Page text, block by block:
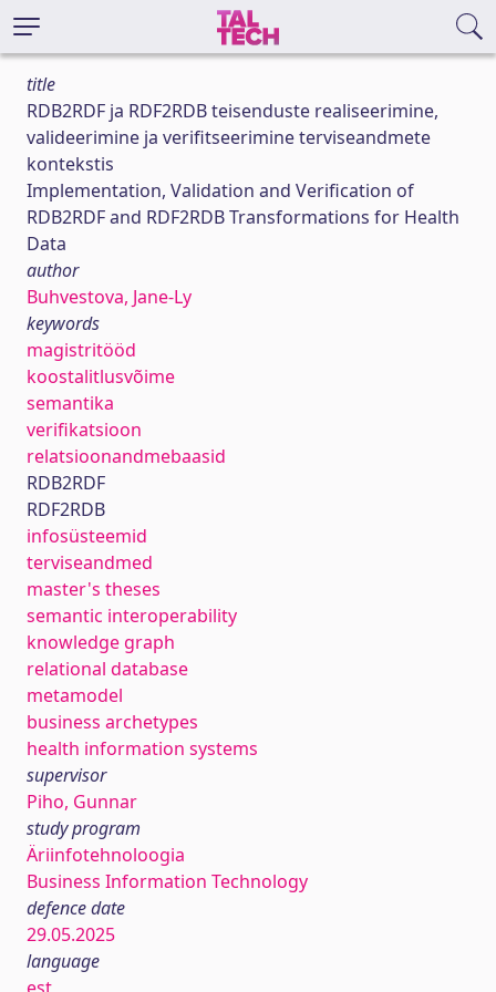
title
RDB2RDF ja RDF2RDB teisenduste realiseerimine,
valideerimine ja verifitseerimine terviseandmete
kontekstis
Implementation, Validation and Verification of
RDB2RDF and RDF2RDB Transformations for Health
Data
author
Buhvestova, Jane-Ly
keywords
magistritööd
koostalitlusvõime
semantika
verifikatsioon
relatsioonandmebaasid
RDB2RDF
RDF2RDB
infosüsteemid
terviseandmed
master's theses
semantic interoperability
knowledge graph
relational database
metamodel
business archetypes
health information systems
supervisor
Piho, Gunnar
study program
Äriinfotehnoloogia
Business Information Technology
defence date
29.05.2025
language